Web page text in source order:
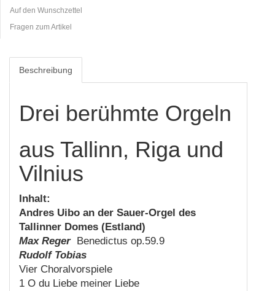
Auf den Wunschzettel
Fragen zum Artikel
Beschreibung
Drei berühmte Orgeln
aus Tallinn, Riga und
Vilnius
Inhalt:
Andres Uibo an der Sauer-Orgel des
Tallinner Domes (Estland)
Max Reger Benedictus op.59.9
Rudolf Tobias
Vier Choralvorspiele
1 O du Liebe meiner Liebe